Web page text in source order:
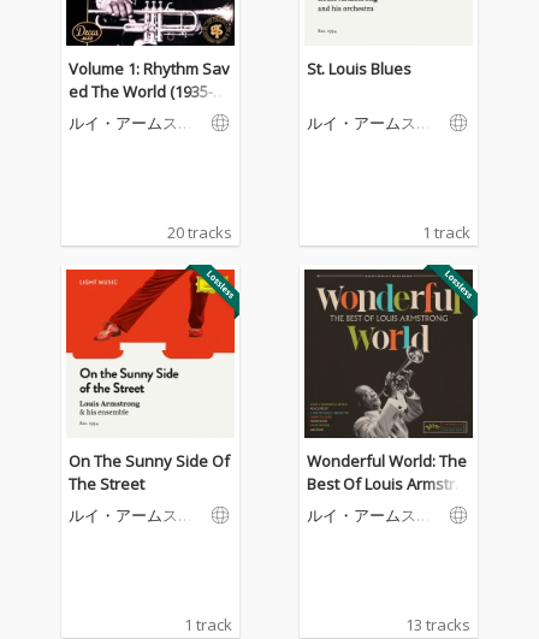
Volume 1: Rhythm Sav
ed The World (1935-19
36)
ルイ・アームスト
20 tracks
St. Louis Blues
ルイ・アームスト
1 track
On The Sunny Side Of
The Street
ルイ・アームスト
1 track
Wonderful World: The
Best Of Louis Armstro
ng
ルイ・アームスト
13 tracks